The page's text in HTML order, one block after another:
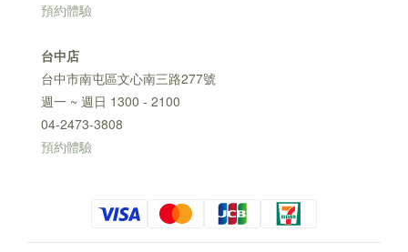
預約體驗
台中店
台中市南屯區文心南三路277號
週一 ~ 週日 1300 - 2100
04-2473-3808
預約體驗